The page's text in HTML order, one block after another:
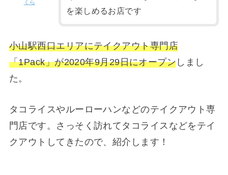
くら
を楽しめるお店です
小山駅西口エリアにテイクアウト専門店
「1Pack」が2020年9月29日にオープン しまし
た。
タコライスやルーローハンなどのテイクアウト専
門店です。さっそく訪れてタコライスなどをテイ
クアウトしてきたので、紹介します！